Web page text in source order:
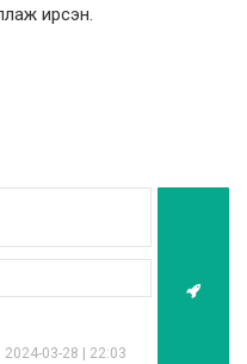
ирсэн.
2024-03-28 | 22:03